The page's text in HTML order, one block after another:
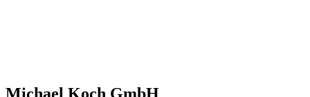
Michael Koch GmbH